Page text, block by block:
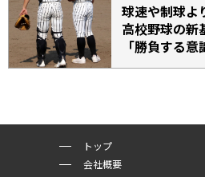
球速や制球
高校野球の新
「勝負する意
トップ
会社概要